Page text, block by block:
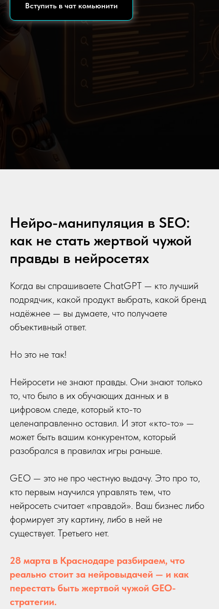
Вступить в чат комьюнити
Нейро-манипуляция в SEO:
как не стать жертвой чужой
правды в нейросетях
Когда вы спрашиваете ChatGPT — кто лучший
подрядчик, какой продукт выбрать, какой бренд
надёжнее — вы думаете, что получаете
объективный ответ.
Но это не так!
Нейросети не знают правды. Они знают только
то, что было в их обучающих данных и в
цифровом следе, который кто-то
целенаправленно оставил. И этот «кто-то» —
может быть вашим конкурентом, который
разобрался в правилах игры раньше.
GEO — это не про честную выдачу. Это про то,
кто первым научился управлять тем, что
нейросеть считает «правдой». Ваш бизнес либо
формирует эту картину, либо в ней не
существует. Третьего нет.
28 марта в Краснодаре разбираем, что
реально стоит за нейровыдачей — и как
перестать быть жертвой чужой GEO-
стратегии.